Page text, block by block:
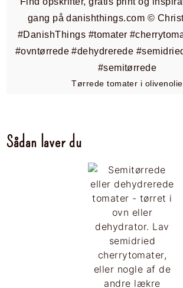
Tørrede tomater i olivenolie
Sådan laver du